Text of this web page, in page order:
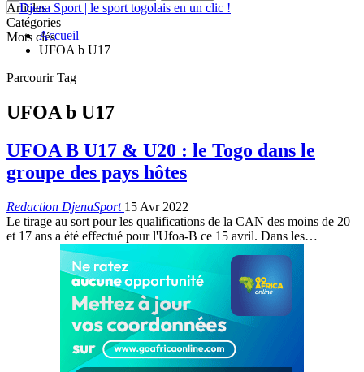
Articles
Catégories
Mots clésAccueil
UFOA b U17
Parcourir Tag
UFOA b U17
UFOA B U17 & U20 : le Togo dans le
groupe des pays hôtes
Redaction DjenaSport 15 Avr 2022
Le tirage au sort pour les qualifications de la CAN des moins de 20
et 17 ans a été effectué pour l'Ufoa-B ce 15 avril. Dans les…